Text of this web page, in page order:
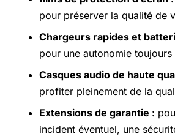
pour préserver la qualité de
Chargeurs rapides et
pour une autonomie toujours
Casques audio de haute
profiter pleinement de la
Extensions de garantie :
incident éventuel, une